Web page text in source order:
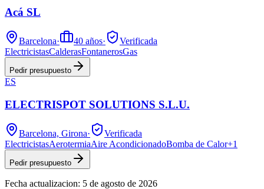
Acá SL
Barcelona· 40 años·
Verificada
ElectricistasCalderasFontanerosGas
Pedir presupuesto
ES
ELECTRISPOT SOLUTIONS S.L.U.
Barcelona, Girona·
Verificada
ElectricistasAerotermiaAire AcondicionadoBomba de Calor+1
Pedir presupuesto
Fecha actualizacion: 5 de agosto de 2026